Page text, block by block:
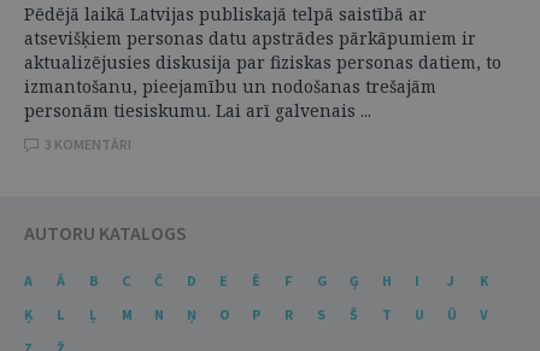
Pēdējā laikā Latvijas publiskajā telpā saistībā ar
atsevišķiem personas datu apstrādes pārkāpumiem ir
aktualizējusies diskusija par fiziskas personas datiem, to
izmantošanu, pieejamību un nodošanas trešajām
personām tiesiskumu. Lai arī galvenais ...
3 KOMENTĀRI
AUTORU KATALOGS
A Ā B C Č D E Ē F G Ģ H I J
K
Ķ
L Ļ M N Ņ O P R S Š T U Ū
V